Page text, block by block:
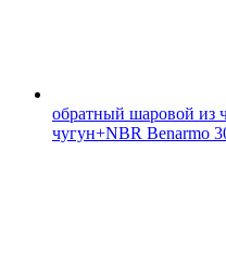
обратный шаровой из
чугун+NBR Benarmo